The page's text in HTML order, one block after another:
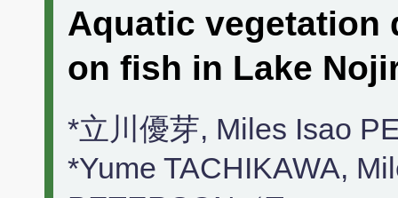
Aquatic vegetation
on fish in Lake
*立川優芽, Miles Isao
*Yume TACHIKAWA,